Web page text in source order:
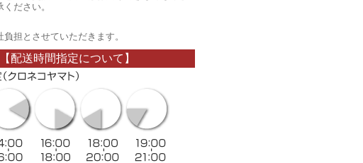
ださい。
担とさせていただきます。
【配送時間指定について】